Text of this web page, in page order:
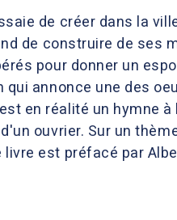
de créer dans la
de construire de ses
pour donner un
annonce une des
en réalité un hymne
ouvrier. Sur un
est préfacé par